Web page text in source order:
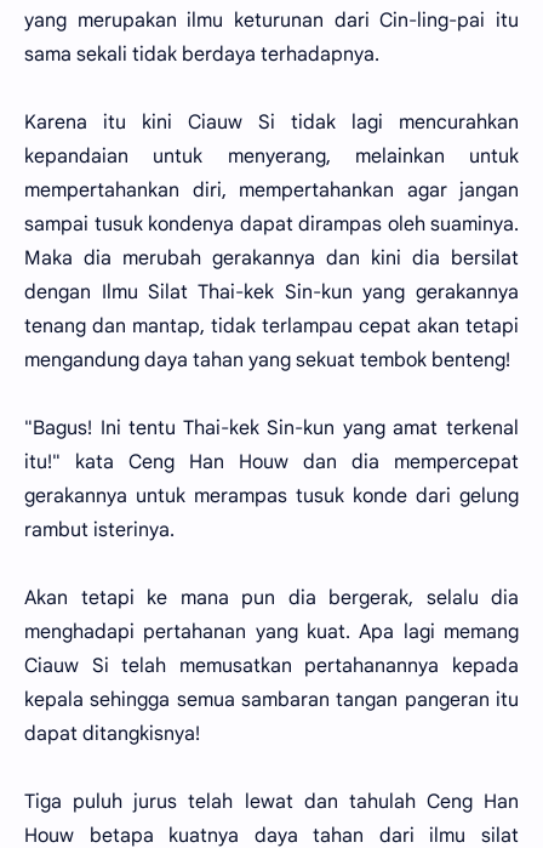
yang merupakan ilmu keturunan dari Cin-ling-pai itu
sama sekali tidak berdaya terhadapnya.
Karena itu kini Ciauw Si tidak lagi mencurahkan
kepandaian untuk menyerang, melainkan untuk
mempertahankan diri, mempertahankan agar jangan
sampai tusuk kondenya dapat dirampas oleh suaminya.
Maka dia merubah gerakannya dan kini dia bersilat
dengan Ilmu Silat Thai-kek Sin-kun yang gerakannya
tenang dan mantap, tidak terlampau cepat akan tetapi
mengandung daya tahan yang sekuat tembok benteng!
"Bagus! Ini tentu Thai-kek Sin-kun yang amat terkenal
itu!" kata Ceng Han Houw dan dia mempercepat
gerakannya untuk merampas tusuk konde dari gelung
rambut isterinya.
Akan tetapi ke mana pun dia bergerak, selalu dia
menghadapi pertahanan yang kuat. Apa lagi memang
Ciauw Si telah memusatkan pertahanannya kepada
kepala sehingga semua sambaran tangan pangeran itu
dapat ditangkisnya!
Tiga puluh jurus telah lewat dan tahulah Ceng Han
Houw betapa kuatnya daya tahan dari ilmu silat